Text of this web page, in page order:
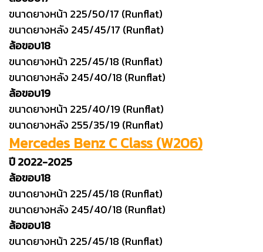
ขนาดยางหน้า 225/50/17 (Runflat)
ขนาดยางหลัง 245/45/17 (Runflat)
ล้อขอบ18
ขนาดยางหน้า 225/45/18 (Runflat)
ขนาดยางหลัง 245/40/18 (Runflat)
ล้อขอบ19
ขนาดยางหน้า 225/40/19 (Runflat)
ขนาดยางหลัง 255/35/19 (Runflat)
Mercedes Benz C Class (W206)
ปี 2022-2025
ล้อขอบ18
ขนาดยางหน้า 225/45/18 (Runflat)
ขนาดยางหลัง 245/40/18 (Runflat)
ล้อขอบ18
ขนาดยางหน้า 225/45/18 (Runflat)